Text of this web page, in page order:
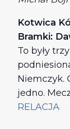
Kotwica
Bramki:
To były
Niemczyk.
jedno.
RELACJA